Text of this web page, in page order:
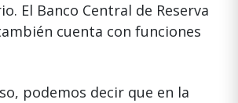
El Banco Central de Reserva
cuenta con funciones
podemos decir que en la